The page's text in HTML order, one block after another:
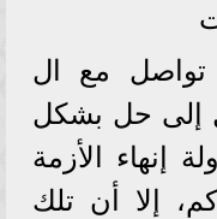
تواصل مع ال
إلى حل بشكل
إنهاء الأزمة
إلا أن تلك